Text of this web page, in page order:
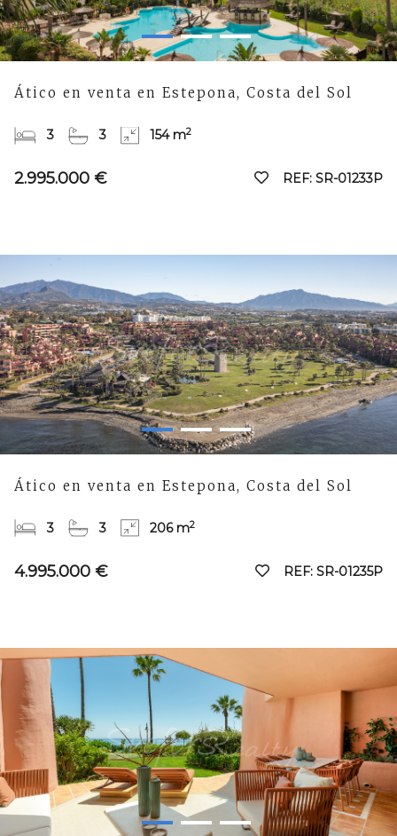
Ático en venta en Estepona, Costa del Sol
3 3 154 m2
2.995.000 € REF: SR-01233P
Ático en venta en Estepona, Costa del Sol
3 3 206 m2
4.995.000 € REF: SR-01235P